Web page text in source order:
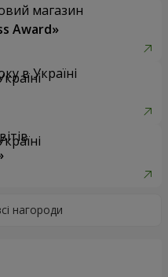
магазин
Award»
в Україні